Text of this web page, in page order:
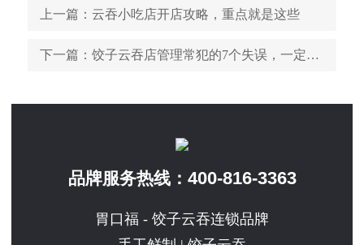
上一篇 ：云吞小吃店开店攻略，重点就是这些
下一篇 ：饺子云吞店管理常犯的7个失误，一定要记牢
品牌服务热线： 400-816-3363
胃口福 - 饺子云吞连锁品牌